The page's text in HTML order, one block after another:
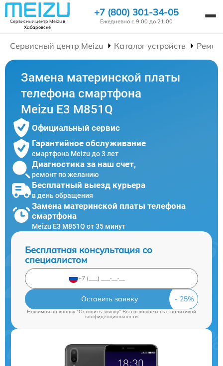
Сервисный центр Meizuв
Хабаровске
+7 (800) 301-34-05
Ежедневно с 9:00 до 21:00
Сервисный центр Meizu Каталог устройств
Замена материнской платы
телефона смартфона
Meizu E3 M851Q
Официальный сервис
Гарантийное обслуживание
смартфона Meizu до 3 лет
Диагностика за наш счет,
ремонт по желанию
Бесплатный выезд курьера
в день обращения
Замена материнской платы телефона
смартфона
Meizu E3 M851Q от 35 минут
Бесплатная консультация со
специалистом
Оставить заявку
Нажимая на кнопку "Оставить заявку" Вы соглашаетесь cполитикой
конфиденциальности